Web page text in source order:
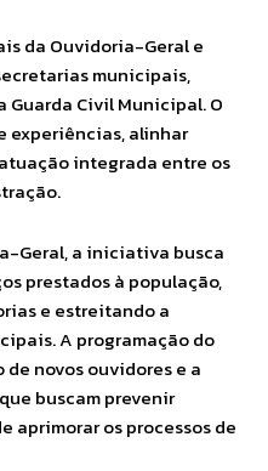
da Ouvidoria-Geral e
municipais,
Guarda Civil Municipal. O
experiências, alinhar
integrada entre os
Geral, a iniciativa busca
prestados à população,
e estreitando a
A programação do
novos ouvidores e a
buscam prevenir
aprimorar os processos de